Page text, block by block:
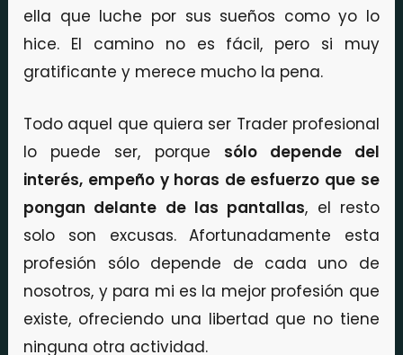
ella que luche por sus sueños como yo lo
hice. El camino no es fácil, pero si muy
gratificante y merece mucho la pena.
Todo aquel que quiera ser Trader profesional
lo puede ser, porque sólo depende del
interés, empeño y horas de esfuerzo que se
pongan delante de las pantallas, el resto
solo son excusas. Afortunadamente esta
profesión sólo depende de cada uno de
nosotros, y para mi es la mejor profesión que
existe, ofreciendo una libertad que no tiene
ninguna otra actividad.